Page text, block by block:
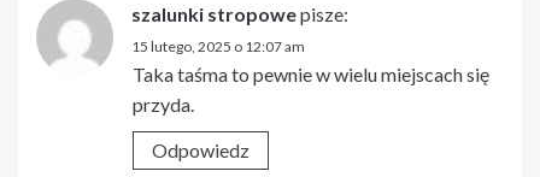
szalunki stropowepisze:
15 lutego, 2025 o 12:07 am
Taka taśma to pewnie w wielu miejscach się
przyda.
Odpowiedz